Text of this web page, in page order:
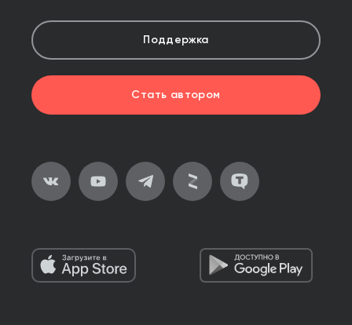
Поддержка
Стать автором